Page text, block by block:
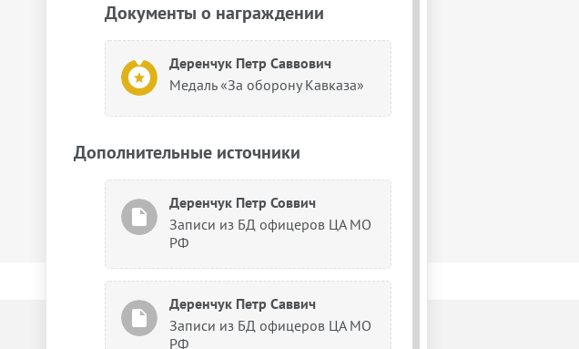
Документы о награждении
Деренчук Петр Саввович
Медаль «За оборону Кавказа»
Дополнительные источники
Деренчук Петр Соввич
Записи из БД офицеров ЦА МО
РФ
Деренчук Петр Саввич
Записи из БД офицеров ЦА МО
РФ